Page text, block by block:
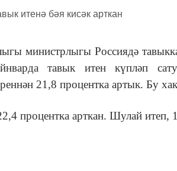
министрлыгы Россиядә
тавык итен күпләп
21,8 процентка артык. Бу
процентка арткан. Шулай